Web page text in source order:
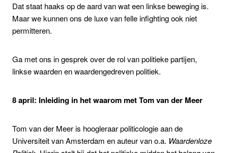
Dat staat haaks op de aard van wat een linkse beweging is.
Maar we kunnen ons de luxe van felle infighting ook niet
permitteren.
Ga met ons in gesprek over de rol van politieke partijen,
linkse waarden en waardengedreven politiek.
8 april: Inleiding in het waarom met Tom van der Meer
Tom van der Meer is hoogleraar politicologie aan de
Universiteit van Amsterdam en auteur van o.a. Waardenloze